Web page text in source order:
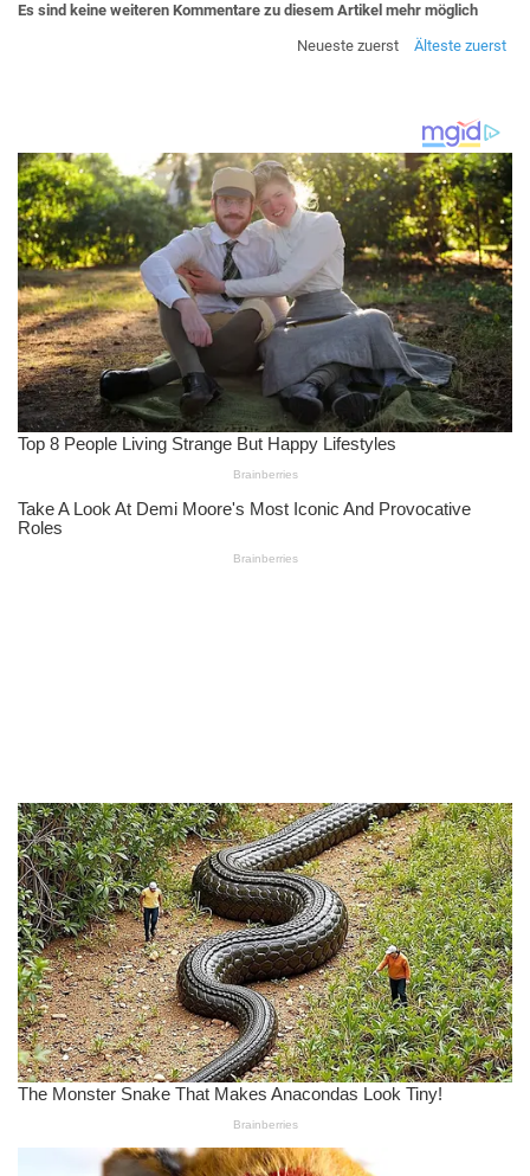
Es sind keine weiteren Kommentare zu diesem Artikel mehr möglich
Neueste zuerst
Älteste zuerst